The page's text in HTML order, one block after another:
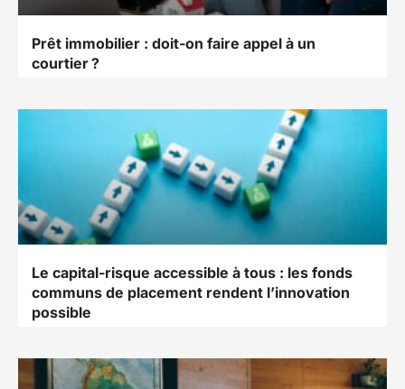
Prêt immobilier : doit-on faire appel à un
courtier ?
Le capital-risque accessible à tous : les fonds
communs de placement rendent l’innovation
possible